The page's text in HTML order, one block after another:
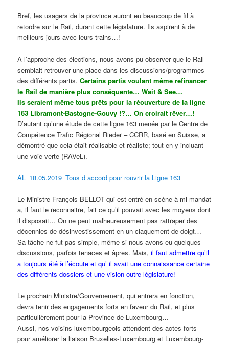
Bref, les usagers de la province auront eu beaucoup de fil à
retordre sur le Rail, durant cette législature. Ils aspirent à de
meilleurs jours avec leurs trains…!
A l’approche des élections, nous avons pu observer que le Rail
semblait retrouver une place dans les discussions/programmes
des différents partis.Certains partis voulant même refinancer
le Rail de manière plus conséquente… Wait & See…
Ils seraient même tous prêts pour la réouverture de la ligne
163 Libramont-Bastogne-Gouvy !?… On croirait rêver…!
D’autant qu’une étude de cette ligne 163 menée par le Centre de
Compétence Trafic Régional Rieder – CCRR, basé en Suisse, a
démontré que cela était réalisable et réaliste; tout en y incluant
une voie verte (RAVeL).
AL_18.05.2019_Tous d accord pour rouvrir la Ligne 163
Le Ministre François BELLOT qui est entré en scène à mi-mandat
a, il faut le reconnaitre, fait ce qu’il pouvait avec les moyens dont
il disposait… On ne peut malheureusement pas rattraper des
décennies de désinvestissement en un claquement de doigt…
Sa tâche ne fut pas simple, même si nous avons eu quelques
discussions, parfois tenaces et âpres. Mais, il faut admettre qu’il
a toujours été à l’écoute et qu’ il avait une connaissance certaine
des différents dossiers et une vision outre législature!
Le prochain Ministre/Gouvernement, qui entrera en fonction,
devra tenir des engagements forts en faveur du Rail, et plus
particulièrement pour la Province de Luxembourg…
Aussi, nos voisins luxembourgeois attendent des actes forts
pour améliorer la liaison Bruxelles-Luxembourg et Luxembourg-